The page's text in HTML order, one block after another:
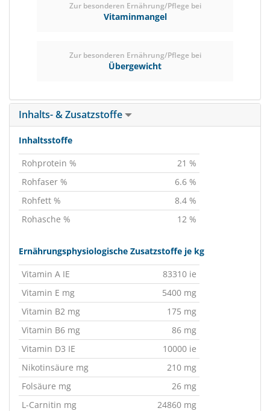
Zur besonderen Ernährung/Pflege bei
Vitaminmangel
Zur besonderen Ernährung/Pflege bei
Übergewicht
Inhalts- & Zusatzstoffe
Inhaltsstoffe
Rohprotein %
21 %
Rohfaser %
6.6 %
Rohfett %
8.4 %
Rohasche %
12 %
Ernährungsphysiologische Zusatzstoffe je kg
Vitamin A IE
83310 ie
Vitamin E mg
5400 mg
Vitamin B2 mg
175 mg
Vitamin B6 mg
86 mg
Vitamin D3 IE
10000 ie
Nikotinsäure mg
210 mg
Folsäure mg
26 mg
L-Carnitin mg
24860 mg